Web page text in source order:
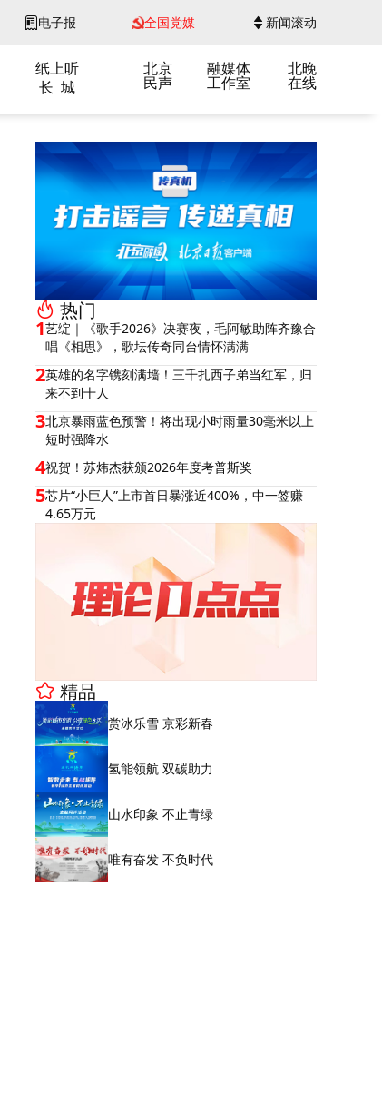
电子报 全国党媒 新闻滚动
纸上听
长 城
北京
民声
融媒体
工作室
北晚
在线
热门
1艺绽｜《歌手2026》决赛夜，毛阿敏助阵齐豫合
唱《相思》，歌坛传奇同台情怀满满
2英雄的名字镌刻满墙！三千扎西子弟当红军，归
来不到十人
3北京暴雨蓝色预警！将出现小时雨量30毫米以上
短时强降水
4祝贺！苏炜杰获颁2026年度考普斯奖
5芯片“小巨人”上市首日暴涨近400%，中一签赚
4.65万元
精品
赏冰乐雪 京彩新春
氢能领航 双碳助力
山水印象 不止青绿
唯有奋发 不负时代